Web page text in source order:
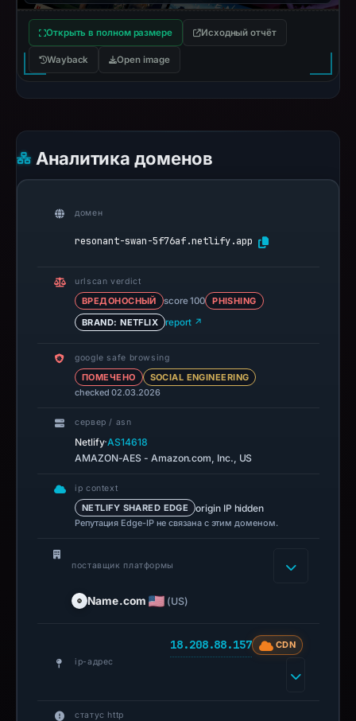
Открыть в полном размере Исходный отчёт
Wayback Open image
Аналитика доменов
домен
resonant-swan-5f76af.netlify.app
urlscan verdict
ВРЕДОНОСНЫЙ score 100
PHISHING
BRAND: NETFLIX
report ↗
google safe browsing
ПОМЕЧЕНО
SOCIAL ENGINEERING
checked 02.03.2026
сервер / asn
Netlify·AS14618
AMAZON-AES - Amazon.com, Inc., US
ip context
NETLIFY SHARED EDGE origin IP hidden
Репутация Edge-IP не связана с этим доменом.
поставщик платформы
Name.com (US)
ip-адрес
18.208.88.157 CDN
статус http